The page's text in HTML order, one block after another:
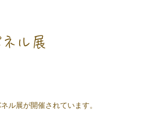
ル展
ル展が開催されています。